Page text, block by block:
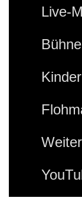
Live-
Bühne